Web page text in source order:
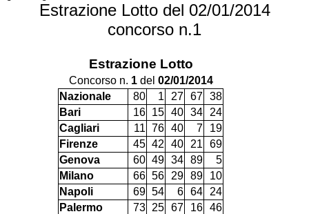
Estrazione Lotto del 02/01/2014
concorso n.1
Estrazione Lotto
Concorso n. 1del 02/01/2014
Nazionale
80 1 27 67 38
Bari
16 15 40 34
24
Cagliari
11 76 40 7
19
Firenze
45 42 40 21
69
Genova
60 49 34 89
5
Milano
66 56 29 89
10
Napoli
69 54 6 64
24
Palermo
73 25 67 16 46